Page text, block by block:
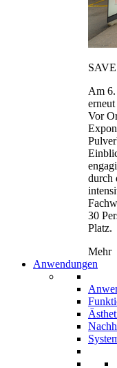
Am
Vor
durch
30
Platz.
Mehr
Anwendungen